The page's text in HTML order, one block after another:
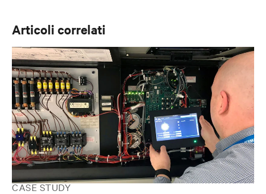
Articoli correlati
CASE STUDY